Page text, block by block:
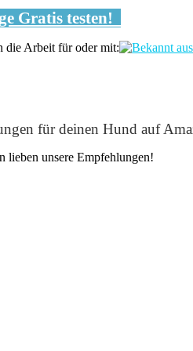
Gratis testen!
die Arbeit für oder mit:
für deinen Hund auf
lieben unsere Empfehlungen!